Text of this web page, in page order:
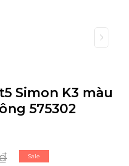
Simon K3 màu
575302
Sale